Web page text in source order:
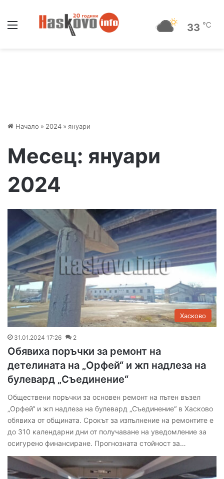
33 ℃
Начало » 2024 » януари
Месец: януари
2024
Хасково
31.01.2024 17:26 2
Обявиха поръчки за ремонт на
детелината на „Орфей“ и жп надлеза на
булевард „Съединение“
Обществени поръчки за основен ремонт на пътен възел
„Орфей“ и жп надлеза на булевард „Съединение“ в Хасково
обявиха от общината. Срокът за изпълнение на ремонтите е
до 310 календарни дни от получаване на уведомление за
осигурено финансиране. Прогнозната стойност за…